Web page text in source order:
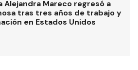
Alejandra Mareco regresó a
tras tres años de trabajo y
en Estados Unidos